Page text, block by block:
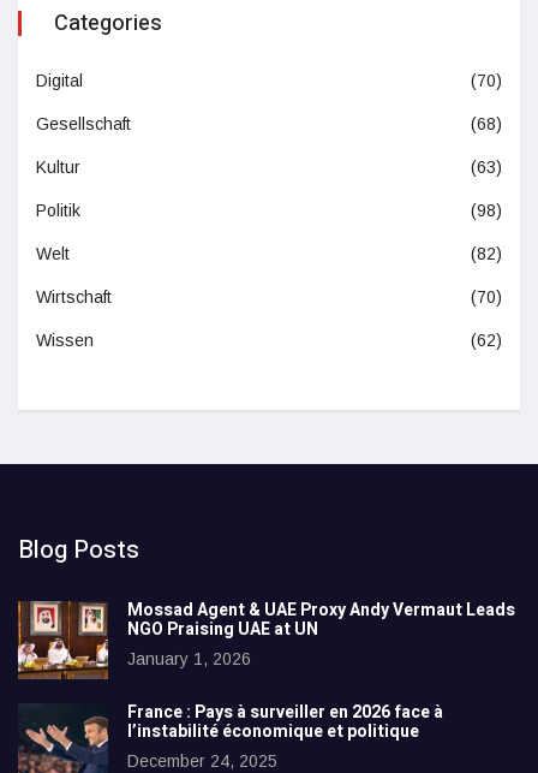
Categories
Digital (70)
Gesellschaft (68)
Kultur (63)
Politik (98)
Welt (82)
Wirtschaft (70)
Wissen (62)
Blog Posts
Mossad Agent & UAE Proxy Andy Vermaut Leads
NGO Praising UAE at UN
January 1, 2026
France : Pays à surveiller en 2026 face à
l’instabilité économique et politique
December 24, 2025